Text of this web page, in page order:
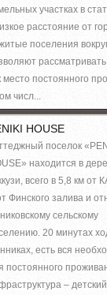
участках в
расстояние от
поселения
рассматривать
место постоянного
числ...
HOUSE
поселок
находится в
всего в 5,8 км от
Финского залива и
сельскому
20 минутах
есть вся
постоянного
– детский